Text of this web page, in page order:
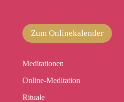
Zum Onlinekalender
Meditationen
Online-Meditation
Rituale